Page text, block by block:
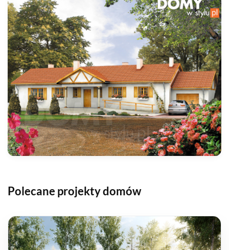
Polecane projekty domów